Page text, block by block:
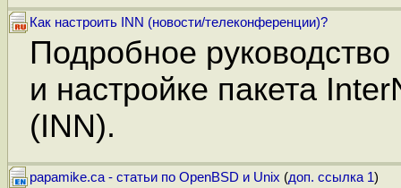
Как настроить INN (новости/телеконференции)?
Подробное руководство
и настройке пакета
(INN).
papamike.ca - статьи по OpenBSD и Unix (доп. ссылка 1)